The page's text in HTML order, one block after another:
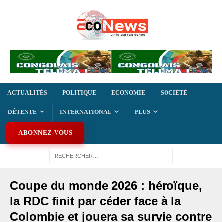
ACTUALITÉS POLITIQUE ECONOMIE SOCIÉTÉ
DÉTENTE INTERNATIONAL PLUS
ABONNEZ-VOUS
Coupe du monde 2026 : héroïque,
la RDC finit par céder face à la
Colombie et jouera sa survie contre